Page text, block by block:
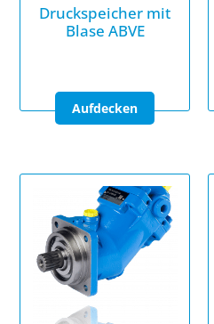
Druckspeicher mit
Blase ABVE